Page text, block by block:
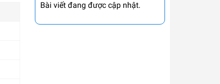
Bài viết đang được cập nhật.